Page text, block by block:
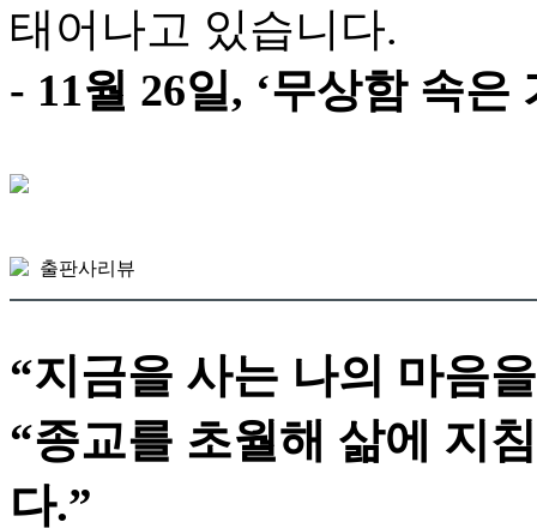
태어나고 있습니다.
- 11월 26일, ‘무상함 속
출판사리뷰
“지금을 사는 나의 마음
“종교를 초월해 삶에 지
다.”